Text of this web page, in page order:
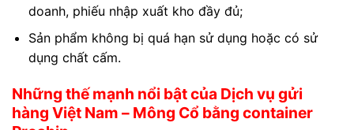
doanh, phiếu nhập xuất kho đầy đủ;
Sản phẩm không bị quá hạn sử dụng hoặc có sử
dụng chất cấm.
Những thế mạnh nổi bật của Dịch vụ gửi
hàng Việt Nam – Mông Cổ bằng container